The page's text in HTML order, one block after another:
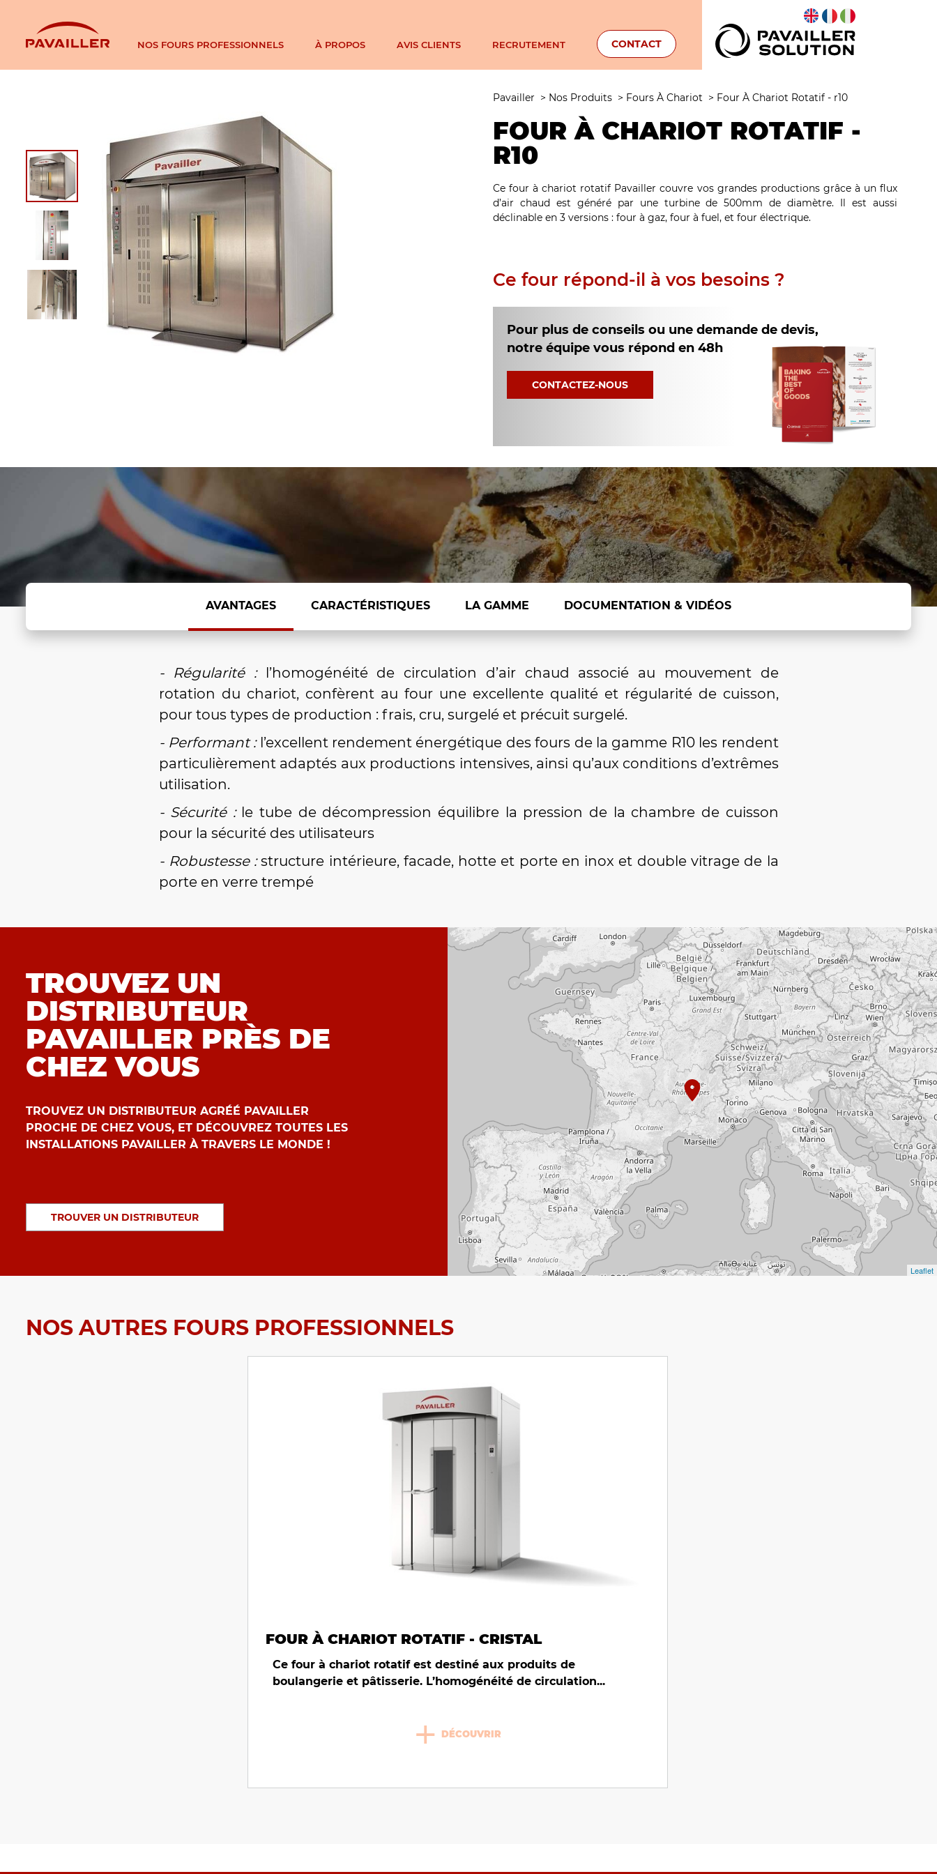
NOS FOURS PROFESSIONNELS À PROPOS AVIS CLIENTS RECRUTEMENT CONTACT
Pavailler > Nos Produits > Fours À Chariot > Four À Chariot Rotatif - r10
FOUR À CHARIOT ROTATIF -
R10
Ce four à chariot rotatif Pavailler couvre vos grandes productions grâce à un flux
d’air chaud est généré par une turbine de 500mm de diamètre. Il est aussi
déclinable en 3 versions : four à gaz, four à fuel, et four électrique.
Ce four répond-il à vos besoins ?
Pour plus de conseils ou une demande de devis,
notre équipe vous répond en 48h
CONTACTEZ-NOUS
AVANTAGES CARACTÉRISTIQUES LA GAMME DOCUMENTATION & VIDÉOS
- Régularité : l’homogénéité de circulation d’air chaud associé au mouvement de
rotation du chariot, confèrent au four une excellente qualité et régularité de cuisson,
pour tous types de production : frais, cru, surgelé et précuit surgelé.
- Performant : l’excellent rendement énergétique des fours de la gamme R10 les rendent
particulièrement adaptés aux productions intensives, ainsi qu’aux conditions d’extrêmes
utilisation.
- Sécurité :le tube de décompression équilibre la pression de la chambre de cuisson
pour la sécurité des utilisateurs
- Robustesse :structure intérieure, facade, hotte et porte en inox et double vitrage de la
porte en verre trempé
TROUVEZ UN
DISTRIBUTEUR
PAVAILLER PRÈS DE
CHEZ VOUS
TROUVEZ UN DISTRIBUTEUR AGRÉÉ PAVAILLER
PROCHE DE CHEZ VOUS, ET DÉCOUVREZ TOUTES LES
INSTALLATIONS PAVAILLER À TRAVERS LE MONDE !
TROUVER UN DISTRIBUTEUR
Leaflet
NOS AUTRES FOURS PROFESSIONNELS
FOUR À CHARIOT ROTATIF - CRISTAL
Ce four à chariot rotatif est destiné aux produits de
boulangerie et pâtisserie. L’homogénéité de circulation...
+ DÉCOUVRIR